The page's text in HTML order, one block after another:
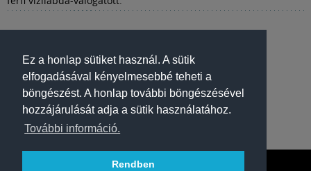
Ez a honlap sütiket használ. A sütik
elfogadásával kényelmesebbé teheti a
böngészést. A honlap további böngészésével
hozzájárulását adja a sütik használatához.
További információ.
Rendben